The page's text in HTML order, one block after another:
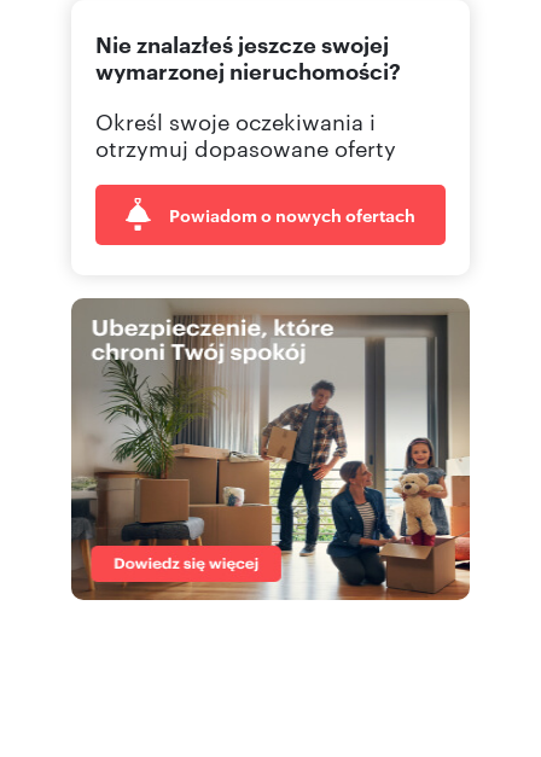
+49 17
Nie znalazłeś jeszcze swojej
wymarzonej nieruchomości?
Określ swoje oczekiwania i
otrzymuj dopasowane oferty
Powiadom o nowych ofertach